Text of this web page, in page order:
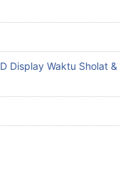
Display Waktu Sholat &